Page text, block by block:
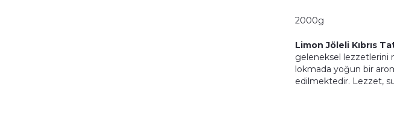
2000g
Limon Jöleli Kıbrıs
geleneksel lezzetlerini
lokmada yoğun bir
edilmektedir. Lezzet,